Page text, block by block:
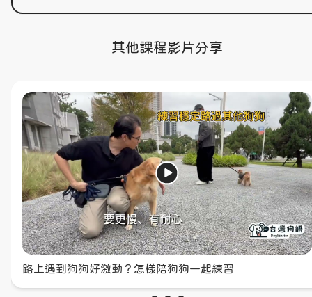
其他課程影片分享
狗狗適合一起在室內玩玩具嗎？
路上遇到狗狗好激動？怎樣陪狗狗一起練習